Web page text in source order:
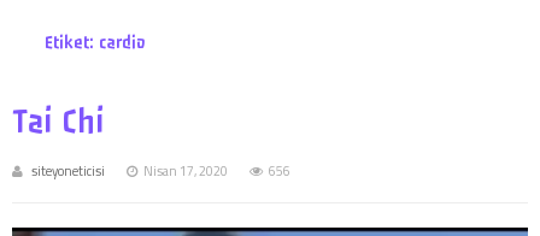
Etiket: cardio
Tai Chi
siteyoneticisi Nisan 17, 2020 656